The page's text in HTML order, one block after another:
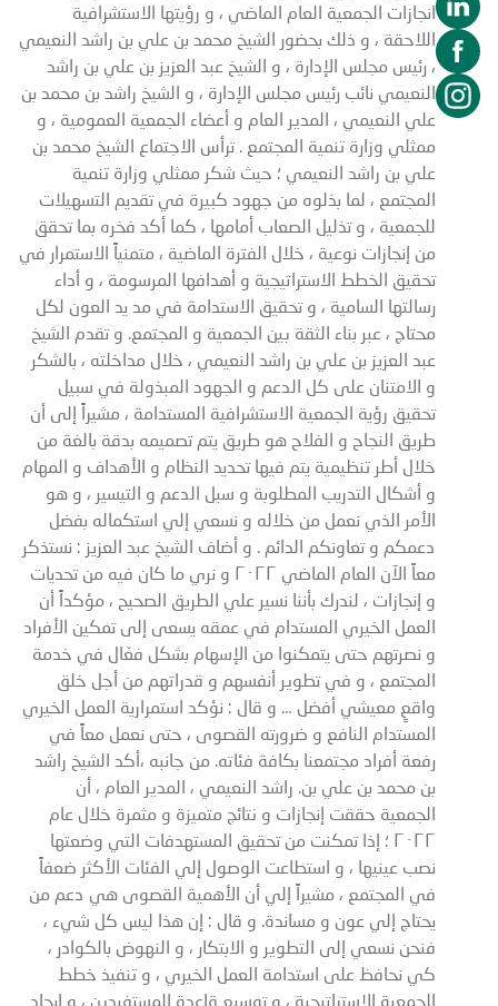
انجازات الجمعية العام الماضي ، و رؤيتها الاستشرافية
اللاحقة ، و ذلك بحضور الشيخ محمد بن علي بن راشد النعيمي
، رئيس مجلس الإدارة ، و الشيخ عبد العزيز بن علي بن راشد
النعيمي نائب رئيس مجلس الإدارة ، و الشيخ راشد بن محمد بن
علي النعيمي ، المدير العام و أعضاء الجمعية العمومية ، و
ممثلي وزارة تنمية المجتمع . ترأس الاجتماع الشيخ محمد بن
علي بن راشد النعيمي ؛ حيث شكر ممثلي وزارة تنمية
المجتمع ، لما بذلوه من جهود كبيرة في تقديم التسهيلات
للجمعية ، و تذليل الصعاب أمامها ، كما أكد فخره بما تحقق
من إنجازات نوعية ، خلال الفترة الماضية ، متمنياً الاستمرار في
تحقيق الخطط الاستراتيجية و أهدافها المرسومة ، و أداء
رسالتها السامية ، و تحقيق الاستدامة في مد يد العون لكل
محتاج ، عبر بناء الثقة بين الجمعية و المجتمع. و تقدم الشيخ
عبد العزيز بن علي بن راشد النعيمي ، خلال مداخلته ، بالشكر
و الامتنان على كل الدعم و الجهود المبذولة في سبيل
تحقيق رؤية الجمعية الاستشرافية المستدامة ، مشيراً إلى أن
طريق النجاح و الفلاح هو طريق يتم تصميمه بدقة بالغة من
خلال أطر تنظيمية يتم فيها تحديد النظام و الأهداف و المهام
و أشكال التدريب المطلوبة و سبل الدعم و التيسير ، و هو
الأمر الذي نعمل من خلاله و نسعي إلي استكماله بفضل
دعمكم و تعاونكم الدائم . و أضاف الشيخ عبد العزيز : نستذكر
معاً الآن العام الماضي ٢٠٢٢ و نري ما كان فيه من تحديات
و إنجازات ، لندرك بأننا نسير علي الطريق الصحيح ، مؤكداً أن
العمل الخيري المستدام في عمقه يسعى إلى تمكين الأفراد
و نصرتهم حتى يتمكنوا من الإسهام بشكل فعّال في خدمة
المجتمع ، و في تطوير أنفسهم و قدراتهم من أجل خلق
واقعٍ معيشي أفضل … و قال : نؤكد استمرارية العمل الخيري
المستدام النافع و ضرورته القصوى ، حتى نعمل معاً في
رفعة أفراد مجتمعنا بكافة فئاته. من جانبه ،أكد الشيخ راشد
بن محمد بن علي بن. راشد النعيمي ، المدير العام ، أن
الجمعية حققت إنجازات و نتائج متميزة و مثمرة خلال عام
٢٠٢٢ ؛ إذا تمكنت من تحقيق المستهدفات التي وضعتها
نصب عينيها ، و استطاعت الوصول إلي الفئات الأكثر ضعفاً
في المجتمع ، مشيراً إلي أن الأهمية القصوى هي دعم من
يحتاج إلي عون و مساندة. و قال : إن هذا ليس كل شيء ،
فنحن نسعي إلى التطوير و الابتكار ، و النهوض بالكوادر ،
كي نحافظ على استدامة العمل الخيري ، و تنفيذ خطط
الجمعية الاستراتيجية ، و توسيع قاعدة المستفيدين ، و إيجاد